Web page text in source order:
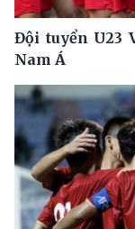
Đội tuyển U23
Nam Á